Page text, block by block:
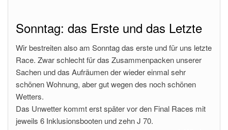
Sonntag: das Erste und das Letzte
Wir bestreiten also am Sonntag das erste und für uns letzte
Race. Zwar schlecht für das Zusammenpacken unserer
Sachen und das Aufräumen der wieder einmal sehr
schönen Wohnung, aber gut wegen des noch schönen
Wetters.
Das Unwetter kommt erst später vor den Final Races mit
jeweils 6 Inklusionsbooten und zehn J 70.